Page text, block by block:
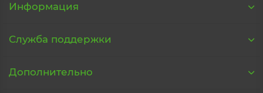
Информация
Служба поддержки
Дополнительно